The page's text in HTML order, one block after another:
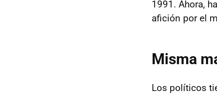
1991. Ahora,
afición por el
Misma
Los políticos